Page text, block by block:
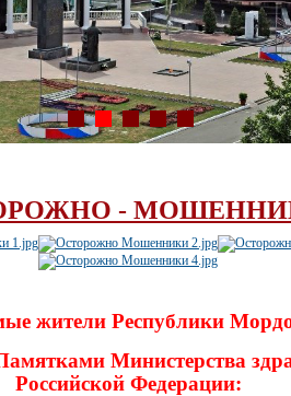
-
жители Республики
Министерства
Российской Федерации: